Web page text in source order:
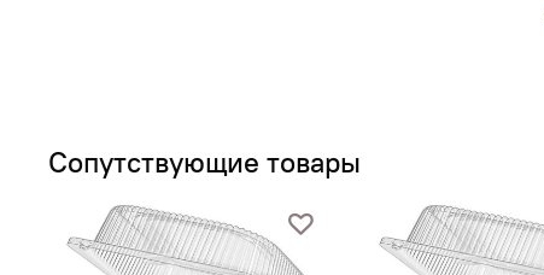
Сопутствующие товары